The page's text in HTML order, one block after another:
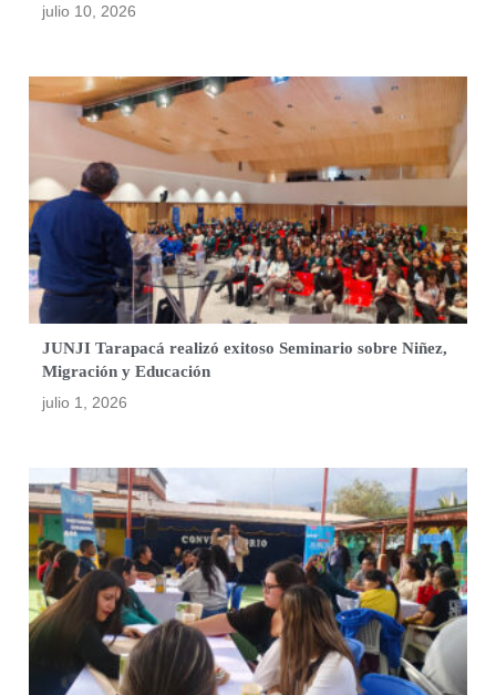
julio 10, 2026
JUNJI Tarapacá realizó exitoso Seminario sobre Niñez,
Migración y Educación
julio 1, 2026